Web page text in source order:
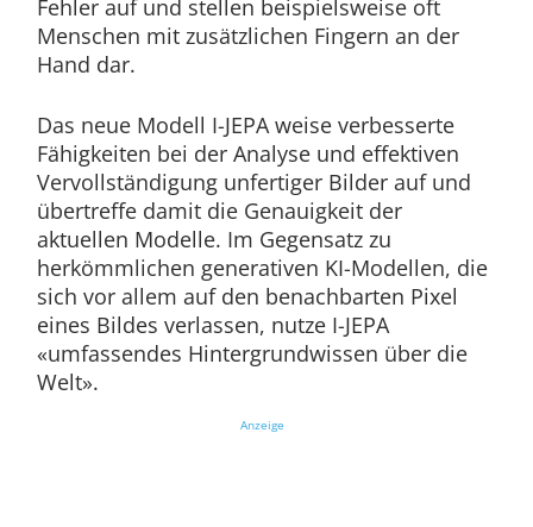
Fehler auf und stellen beispielsweise oft
Menschen mit zusätzlichen Fingern an der
Hand dar.
Das neue Modell I-JEPA weise verbesserte
Fähigkeiten bei der Analyse und effektiven
Vervollständigung unfertiger Bilder auf und
übertreffe damit die Genauigkeit der
aktuellen Modelle. Im Gegensatz zu
herkömmlichen generativen KI-Modellen, die
sich vor allem auf den benachbarten Pixel
eines Bildes verlassen, nutze I-JEPA
«umfassendes Hintergrundwissen über die
Welt».
Anzeige